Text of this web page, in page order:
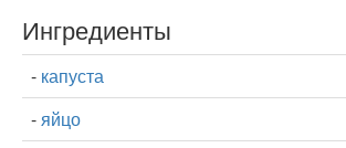
Ингредиенты
- капуста
-яйцо